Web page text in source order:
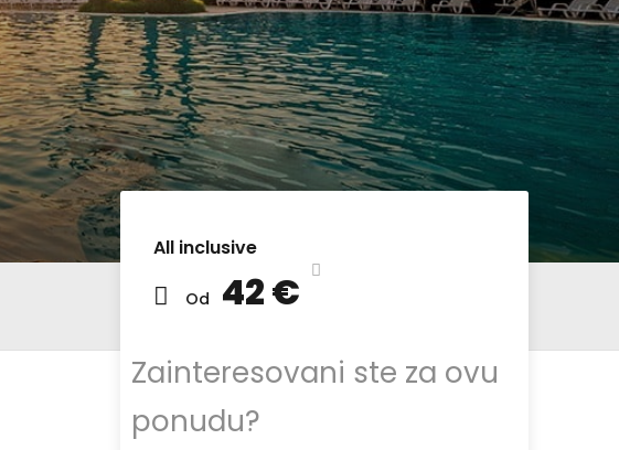
All inclusive
Od 42 €
Zainteresovani ste za ovu
ponudu?